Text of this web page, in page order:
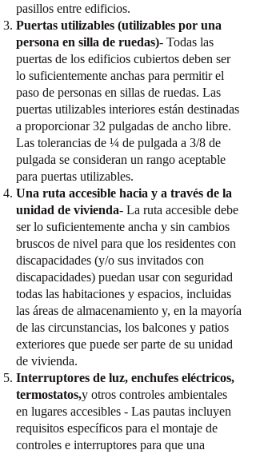
pasillos entre edificios.
Puertas utilizables (utilizables por una
persona en silla de ruedas)- Todas las
puertas de los edificios cubiertos deben ser
lo suficientemente anchas para permitir el
paso de personas en sillas de ruedas. Las
puertas utilizables interiores están destinadas
a proporcionar 32 pulgadas de ancho libre.
Las tolerancias de ¼ de pulgada a 3/8 de
pulgada se consideran un rango aceptable
para puertas utilizables.
Una ruta accesible hacia y a través de la
unidad de vivienda- La ruta accesible debe
ser lo suficientemente ancha y sin cambios
bruscos de nivel para que los residentes con
discapacidades (y/o sus invitados con
discapacidades) puedan usar con seguridad
todas las habitaciones y espacios, incluidas
las áreas de almacenamiento y, en la mayoría
de las circunstancias, los balcones y patios
exteriores que puede ser parte de su unidad
de vivienda.
Interruptores de luz, enchufes eléctricos,
termostatos,y otros controles ambientales
en lugares accesibles - Las pautas incluyen
requisitos específicos para el montaje de
controles e interruptores para que una